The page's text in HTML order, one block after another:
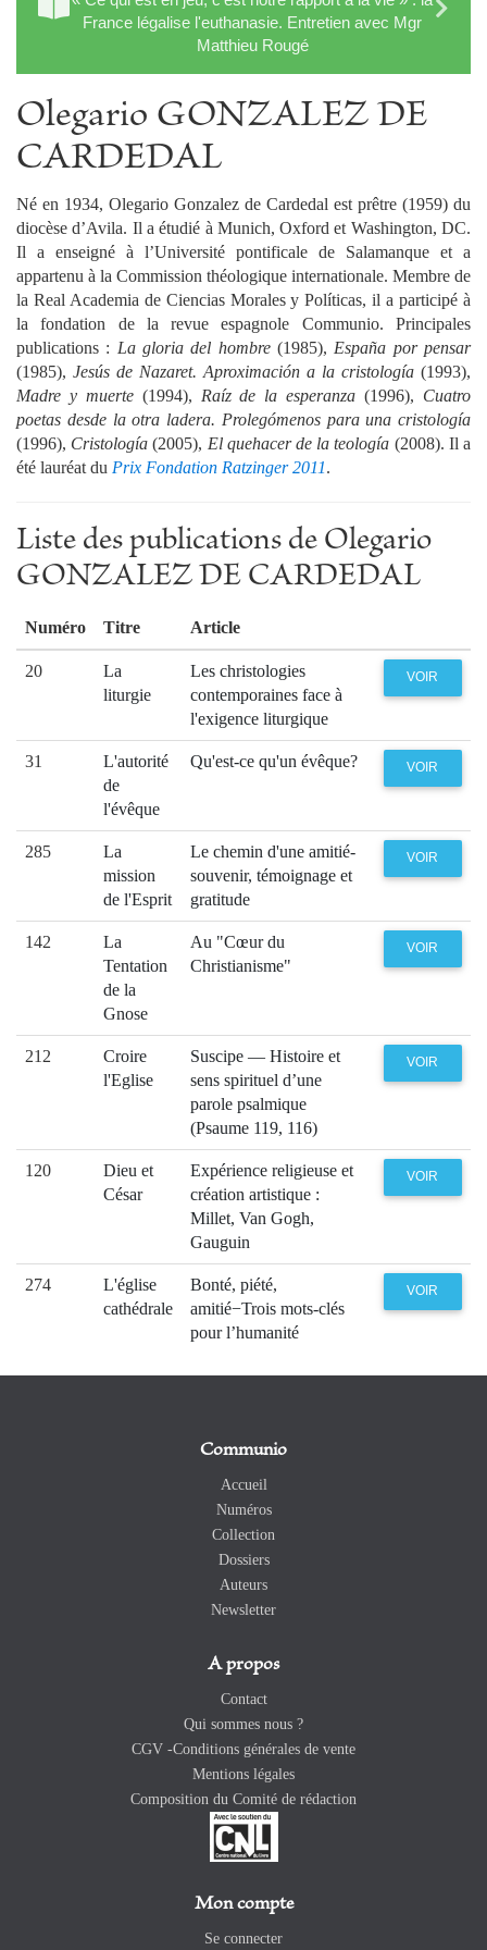
France légalise l'euthanasie. Entretien avec Mgr
Matthieu Rougé
Olegario GONZALEZ DE
CARDEDAL
Né en 1934, Olegario Gonzalez de Cardedal est prêtre (1959) du
diocèse d’Avila. Il a étudié à Munich, Oxford et Washington, DC.
Il a enseigné à l’Université pontificale de Salamanque et a
appartenu à la Commission théologique internationale. Membre de
la Real Academia de Ciencias Morales y Políticas, il a participé à
la fondation de la revue espagnole Communio. Principales
publications : La gloria del hombre(1985), España por pensar
(1985), Jesús de Nazaret. Aproximación a la cristología (1993),
Madre y muerte(1994), Raíz de la esperanza (1996), Cuatro
poetas desde la otra ladera. Prolegómenos para una cristología
(1996), Cristología(2005), El quehacer de la teología (2008). Il a
été lauréat du Prix Fondation Ratzinger 2011.
Liste des publications de Olegario
GONZALEZ DE CARDEDAL
Numéro Titre Article
20
La
liturgie
Les christologies
contemporaines face à
l'exigence liturgique
VOIR
31
L'autorité
de
l'évêque
Qu'est-ce qu'un évêque? VOIR
285
La
mission
de l'Esprit
Le chemin d'une amitié-
souvenir, témoignage et
gratitude
VOIR
142
La
Tentation
de la
Gnose
Au "Cœur du
Christianisme"
VOIR
212
Croire
l'Eglise
Suscipe — Histoire et
sens spirituel d’une
parole psalmique
(Psaume 119, 116)
VOIR
120
Dieu et
César
Expérience religieuse et
création artistique :
Millet, Van Gogh,
Gauguin
VOIR
274
L'église
cathédrale
Bonté, piété,
amitié−Trois mots-clés
pour l’humanité
VOIR
Communio
Accueil
Numéros
Collection
Dossiers
Auteurs
Newsletter
A propos
Contact
Qui sommes nous ?
CGV -Conditions générales de vente
Mentions légales
Composition du Comité de rédaction
Mon compte
Se connecter